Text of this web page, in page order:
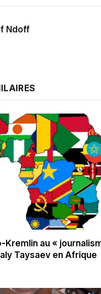
Ndoff
Kremlin au «
Taysaev en Afrique